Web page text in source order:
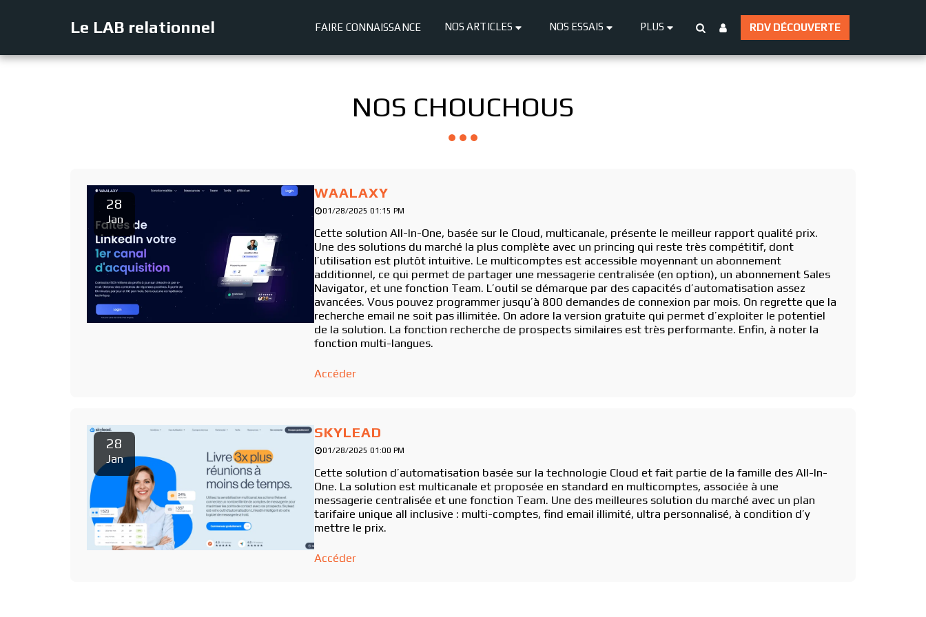
Le LAB relationnel FAIRE CONNAISSANCE NOS ARTICLES NOS ESSAIS PLUS RDV DÉCOUVERTE
NOS CHOUCHOUS
28
Jan
WAALAXY
01/28/2025 01:15 PM
Cette solution All-In-One, basée sur le Cloud, multicanale, présente le meilleur rapport qualité prix.
Une des solutions du marché la plus complète avec un princing qui reste très compétitif, dont
l’utilisation est plutôt intuitive. Le multicomptes est accessible moyennant un abonnement
additionnel, ce qui permet de partager une messagerie centralisée (en option), un abonnement Sales
Navigator, et une fonction Team. L’outil se démarque par des capacités d’automatisation assez
avancées. Vous pouvez programmer jusqu’à 800 demandes de connexion par mois. On regrette que la
recherche email ne soit pas illimitée. On adore la version gratuite qui permet d’exploiter le potentiel
de la solution. La fonction recherche de prospects similaires est très performante. Enfin, à noter la
fonction multi-langues.
Accéder
28
Jan
SKYLEAD
01/28/2025 01:00 PM
Cette solution d’automatisation basée sur la technologie Cloud et fait partie de la famille des All-In-
One. La solution est multicanale et proposée en standard en multicomptes, associée à une
messagerie centralisée et une fonction Team. Une des meilleures solution du marché avec un plan
tarifaire unique all inclusive : multi-comptes, find email illimité, ultra personnalisé, à condition d’y
mettre le prix.
Accéder